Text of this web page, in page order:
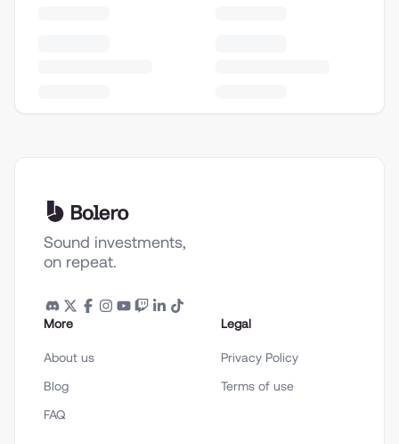
Sound investments,
on repeat.
More
About us
Blog
FAQ
Legal
Privacy Policy
Terms of use